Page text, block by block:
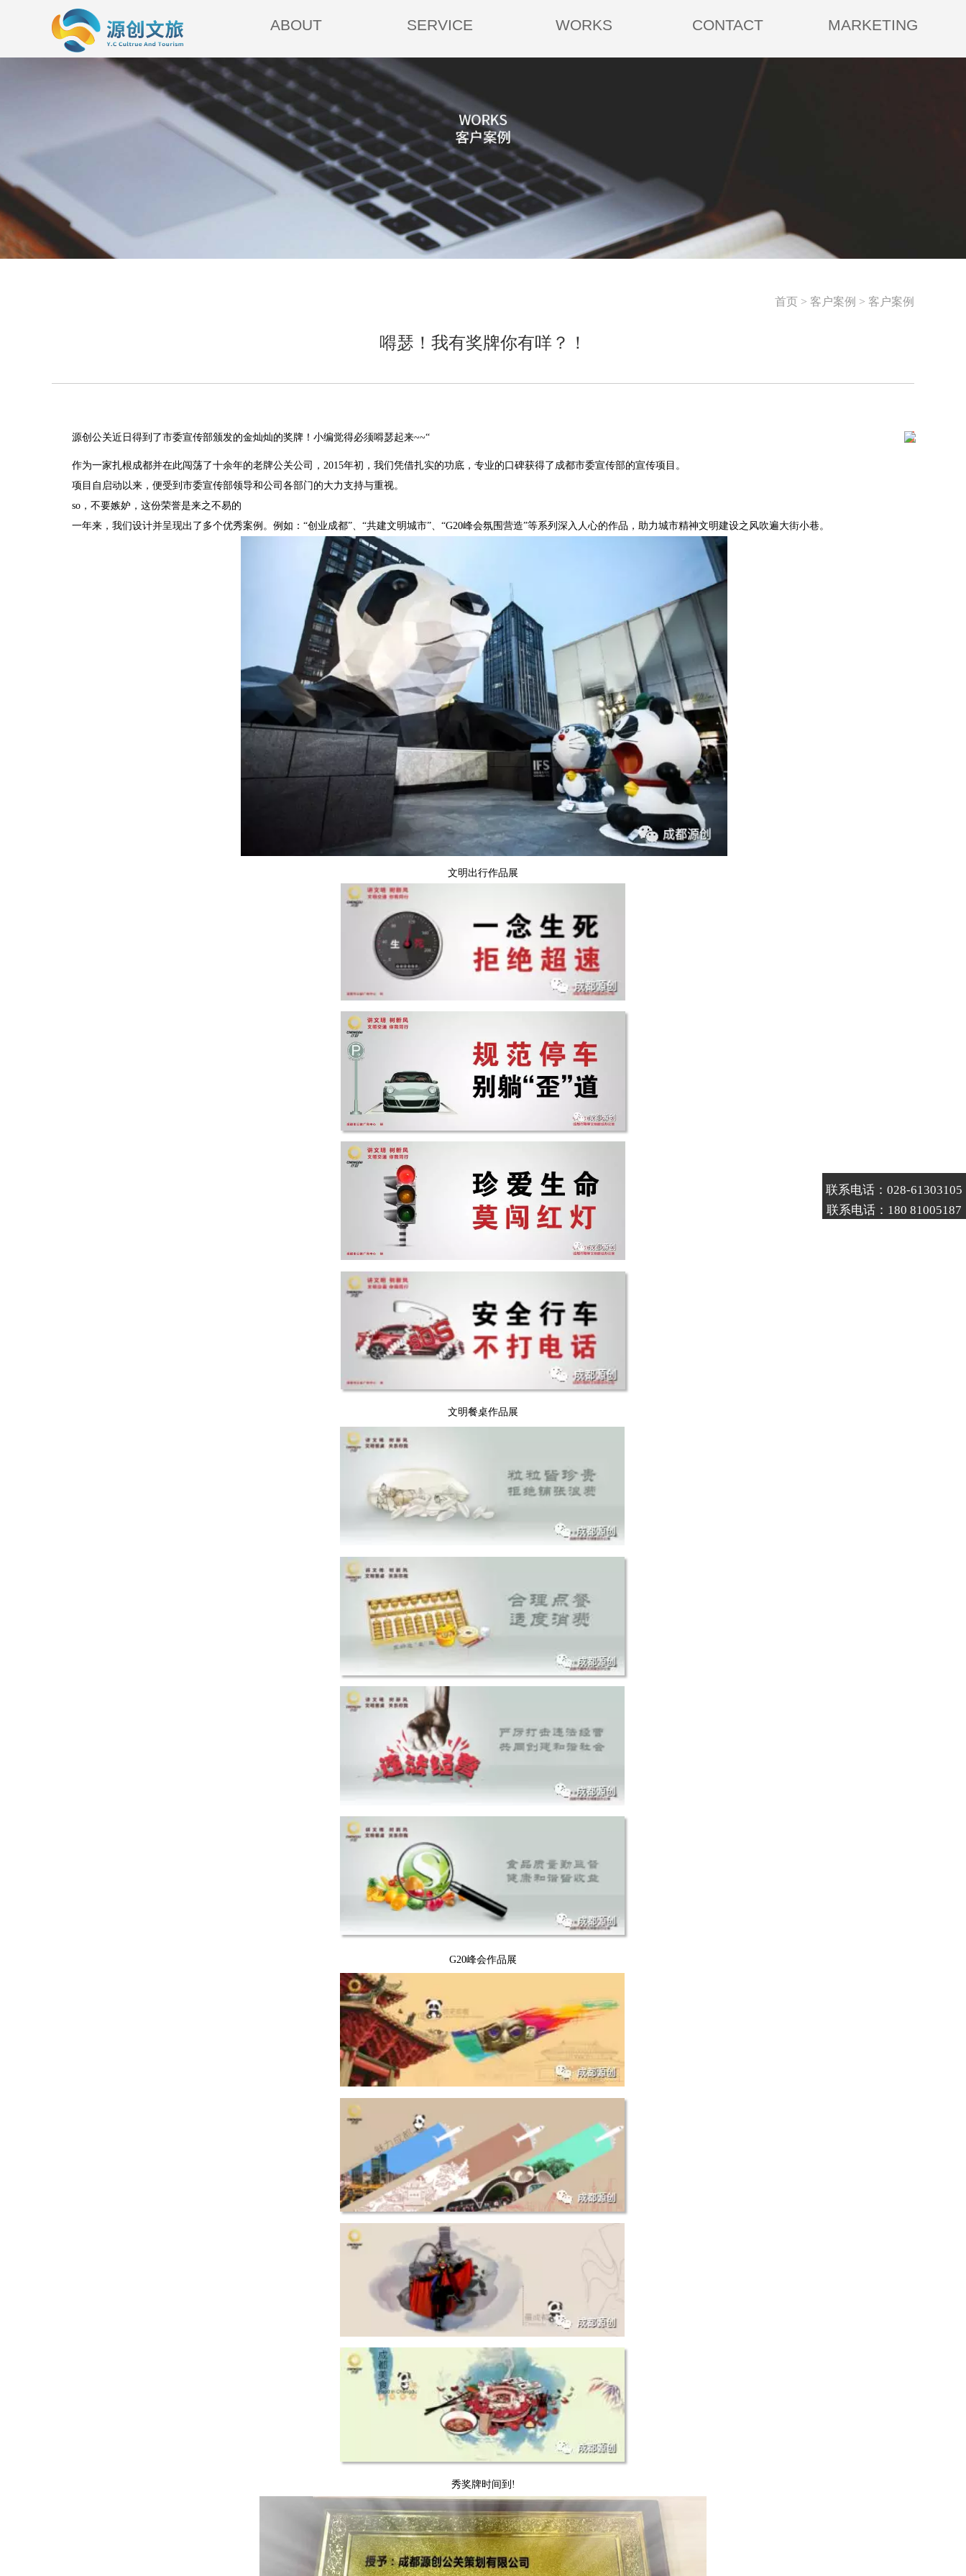
联系电话：028-61303105
联系电话：180 81005187
ABOUT SERVICE WORKS CONTACT MARKETING
首页 > 客户案例 > 客户案例
嘚瑟！我有奖牌你有咩？！
源创公关近日得到了市委宣传部颁发的金灿灿的奖牌！小编觉得必须嘚瑟起来~~“
作为一家扎根成都并在此闯荡了十余年的老牌公关公司，2015年初，我们凭借扎实的功底，专业的口碑获得了成都市委宣传部的宣传项目。
项目自启动以来，便受到市委宣传部领导和公司各部门的大力支持与重视。
so，不要嫉妒，这份荣誉是来之不易的
一年来，我们设计并呈现出了多个优秀案例。例如：“创业成都”、“共建文明城市”、“G20峰会氛围营造”等系列深入人心的作品，助力城市精神文明建设之风吹遍大街小巷。
文明出行作品展
文明餐桌作品展
G20峰会作品展
秀奖牌时间到!